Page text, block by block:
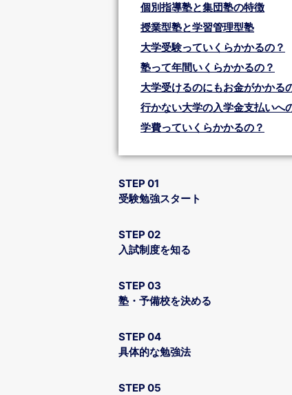
個別指導塾と集団塾の特徴
授業型塾と学習管理型塾
大学受験っていくらかかるの？
塾って年間いくらかかるの？
大学受けるのにもお金がかかる
行かない大学の入学金支払いへ
学費っていくらかかるの？
STEP 01
受験勉強スタート
STEP 02
入試制度を知る
STEP 03
塾・予備校を決める
STEP 04
具体的な勉強法
STEP 05